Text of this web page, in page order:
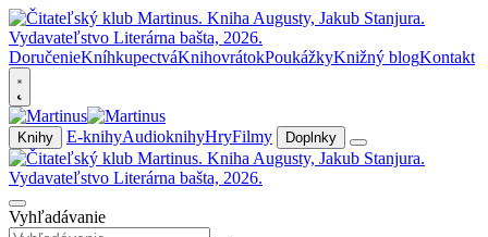
DoručenieKníhkupectváKnihovrátokPoukážkyKnižný blogKontakt
Knihy E-knihyAudioknihyHryFilmy Doplnky
Vyhľadávanie